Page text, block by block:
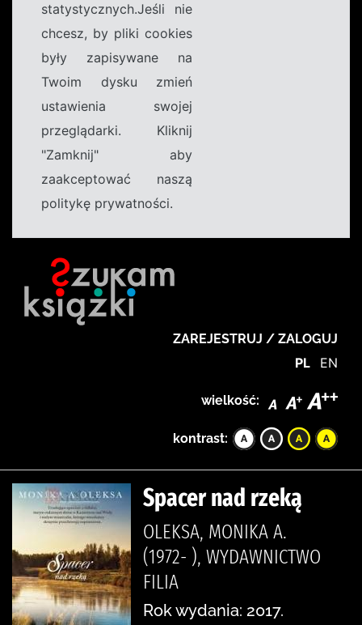
statystycznych.Jeśli nie
chcesz, by pliki cookies
były zapisywane na
Twoim dysku zmień
ustawienia swojej
przeglądarki. Kliknij
"Zamknij" aby
zaakceptować naszą
politykę prywatności.
ZAREJESTRUJ / ZALOGUJ
PL EN
wielkość:
kontrast:
Spacer nad rzeką
OLEKSA, MONIKA A.
(1972- ), WYDAWNICTWO
FILIA
Rok wydania: 2017.